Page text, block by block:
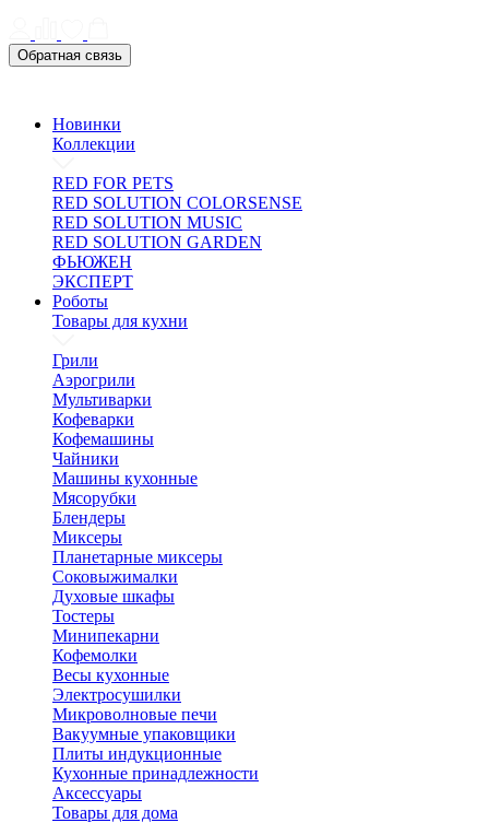
Обратная связь
Новинки
Коллекции
RED FOR PETS
RED SOLUTION COLORSENSE
RED SOLUTION MUSIC
RED SOLUTION GARDEN
ФЬЮЖЕН
ЭКСПЕРТ
Роботы
Товары для кухни
Грили
Аэрогрили
Мультиварки
Кофеварки
Кофемашины
Чайники
Машины кухонные
Мясорубки
Блендеры
Миксеры
Планетарные миксеры
Соковыжималки
Духовые шкафы
Тостеры
Минипекарни
Кофемолки
Весы кухонные
Электросушилки
Микроволновые печи
Вакуумные упаковщики
Плиты индукционные
Кухонные принадлежности
Аксессуары
Товары для дома